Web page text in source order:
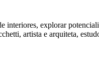
explorar
artista e arquiteta,